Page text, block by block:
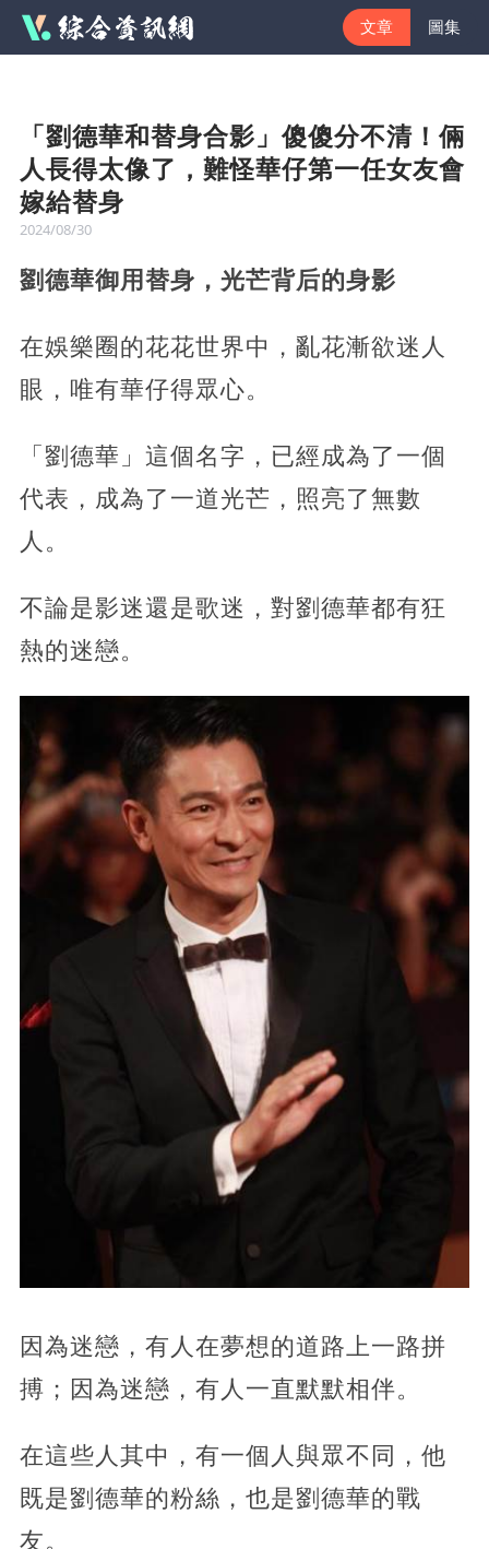
文章 圖集
「劉德華和替身合影」傻傻分不清！倆
人長得太像了，難怪華仔第一任女友會
嫁給替身
2024/08/30
劉德華御用替身，光芒背后的身影
在娛樂圈的花花世界中，亂花漸欲迷人
眼，唯有華仔得眾心。
「劉德華」這個名字，已經成為了一個
代表，成為了一道光芒，照亮了無數
人。
不論是影迷還是歌迷，對劉德華都有狂
熱的迷戀。
因為迷戀， 有人在夢想的道路上一路拼
搏；因為迷戀，有人一直默默相伴。
在這些人其中，有一個人與眾不同，他
既是劉德華的粉絲，也是劉德華的戰
友。